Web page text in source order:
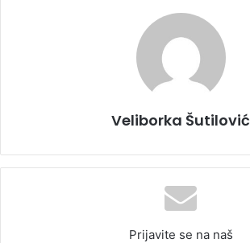
Veliborka Šutilović
Prijavite se na naš